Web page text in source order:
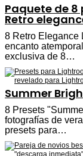
Paquete de
Retro
8 Retro Elegance
encanto
exclusiva de 8…
Summer
8 Presets
fotografías de
presets para…